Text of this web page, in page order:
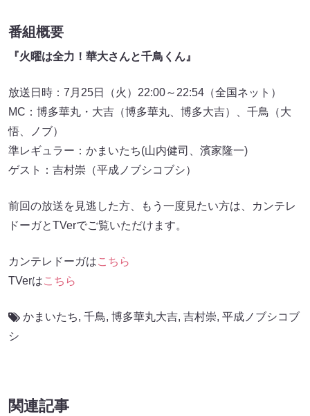
番組概要
『火曜は全力！華大さんと千鳥くん』
放送日時：7月25日（火）22:00～22:54（全国ネット）
MC：博多華丸・大吉（博多華丸、博多大吉）、千鳥（大
悟、ノブ）
準レギュラー：かまいたち(山内健司、濱家隆一)
ゲスト：吉村崇（平成ノブシコブシ）
前回の放送を見逃した方、もう一度見たい方は、カンテレ
ドーガとTVerでご覧いただけます。
カンテレドーガはこちら
TVerはこちら
かまいたち, 千鳥, 博多華丸大吉, 吉村崇, 平成ノブシコブ
シ
関連記事